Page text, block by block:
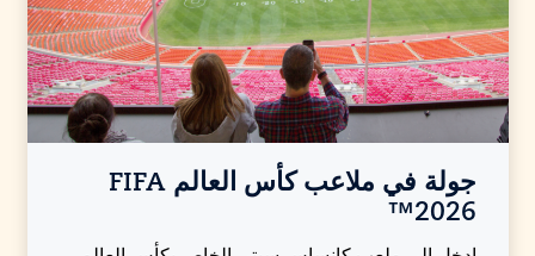
جولة في ملاعب كأس العالم FIFA
2026™